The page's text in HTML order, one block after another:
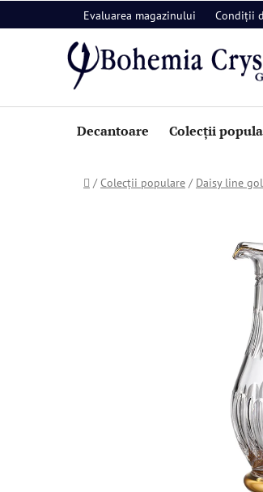
la
Evaluarea magazinului Condiții
Decantoare Colecții
Acasă
/ Colecții populare / Daisy line